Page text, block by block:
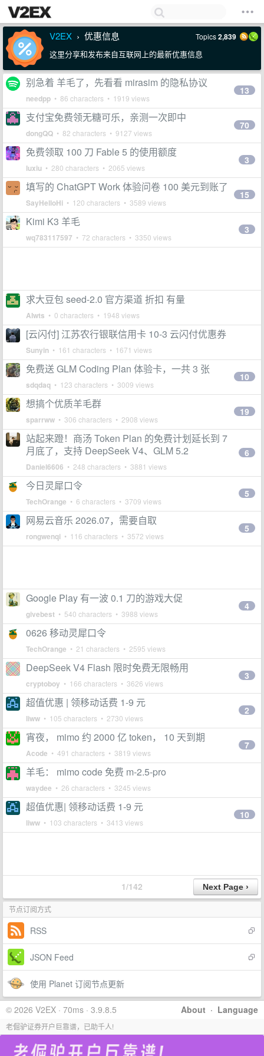
V2EX › 优惠信息 Topics2,839
这里分享和发布来自互联网上的最新优惠信息
别急着 羊毛了，先看看 mirasim 的隐私协议
needpp • 86 characters • 1919 views
13
支付宝免费领无糖可乐，亲测一次即中
dongQQ • 82 characters • 9127 views
70
免费领取 100 刀 Fable 5 的使用额度
luxiu • 280 characters • 2065 views
3
填写的 ChatGPT Work 体验问卷 100 美元到账了
SayHelloHi • 120 characters • 3589 views
15
Kimi K3 羊毛
wq783117597 • 72 characters • 3350 views
3
求大豆包 seed-2.0 官方渠道 折扣 有量
AIwts • 0 characters • 1948 views
[云闪付] 江苏农行银联信用卡 10-3 云闪付优惠券
Sunyin • 161 characters • 1671 views
免费送 GLM Coding Plan 体验卡，一共 3 张
sdqdaq • 123 characters • 3009 views
10
想搞个优质羊毛群
sparrww • 306 characters • 2908 views
19
站起来蹬！商汤 Token Plan 的免费计划延长到 7
月底了，支持 DeepSeek V4、GLM 5.2
Daniel6606 • 248 characters • 3881 views
6
今日灵犀口令
TechOrange • 6 characters • 3709 views
5
网易云音乐 2026.07，需要自取
rongwenqi • 116 characters • 3572 views
5
Google Play 有一波 0.1 刀的游戏大促
givebest • 540 characters • 3988 views
4
0626 移动灵犀口令
TechOrange • 21 characters • 2595 views
DeepSeek V4 Flash 限时免费无限畅用
cryptoboy • 166 characters • 3626 views
3
超值优惠 | 领移动话费 1-9 元
liww • 105 characters • 2730 views
2
宵夜， mimo 约 2000 亿 token， 10 天到期
Acode • 491 characters • 3819 views
7
羊毛： mimo code 免费 m-2.5-pro
waydee • 26 characters • 3245 views
超值优惠| 领移动话费 1-9 元
liww • 103 characters • 3413 views
10
1/142
节点订阅方式
RSS
JSON Feed
使用 Planet 订阅节点更新
About · Language
© 2026 V2EX · 70ms · 3.9.8.5
老倔驴证券开户巨靠谱，已助千人!